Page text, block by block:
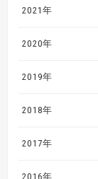
2021年
2020年
2019年
2018年
2017年
2016年